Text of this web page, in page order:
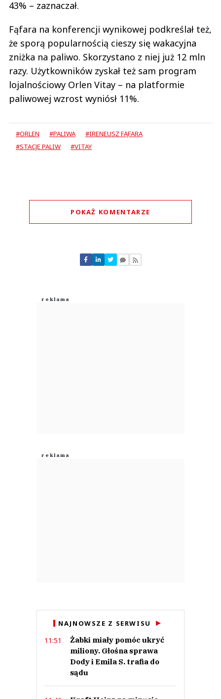
43% – zaznaczał.
Fąfara na konferencji wynikowej podkreślał też,
że sporą popularnością cieszy się wakacyjna
zniżka na paliwo. Skorzystano z niej już 12 mln
razy. Użytkowników zyskał też sam program
lojalnościowy Orlen Vitay – na platformie
paliwowej wzrost wyniósł 11%.
#ORLEN #PALIWA
#IRENEUSZ FĄFARA
#STACJE PALIW
#VITAY
POKAŻ KOMENTARZE
Nie znaleziono komentarzy
Zostaw swoje komentarze
NAJNOWSZE Z SERWISU
11:51
Żabki miały pomóc ukryć
miliony. Głośna sprawa
Dody i Emila S. trafia do
sądu